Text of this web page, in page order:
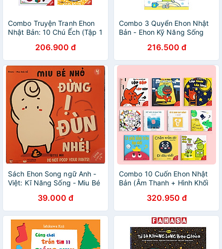
Combo Truyện Tranh Ehon
Nhật Bản: 10 Chú Ếch (Tập 1
Cá Vàng Trốn Ở Đâu Rồi
Nhỉ? + Ehon Nhật Bản - Bé
Trứng
206.900 đ
Combo 3 Quyển Ehon Nhật
Bản - Ehon Kỹ Năng Sống
216.500 đ
Sách Ehon Song ngữ Anh -
Việt: Kĩ Năng Sống - Miu Bé
39.000 đ
Combo 10 Cuốn Ehon Nhật
Bản (Âm Thanh + Hình Khối
Những Câu Chuyện Kinh
Điển)
320.950 đ